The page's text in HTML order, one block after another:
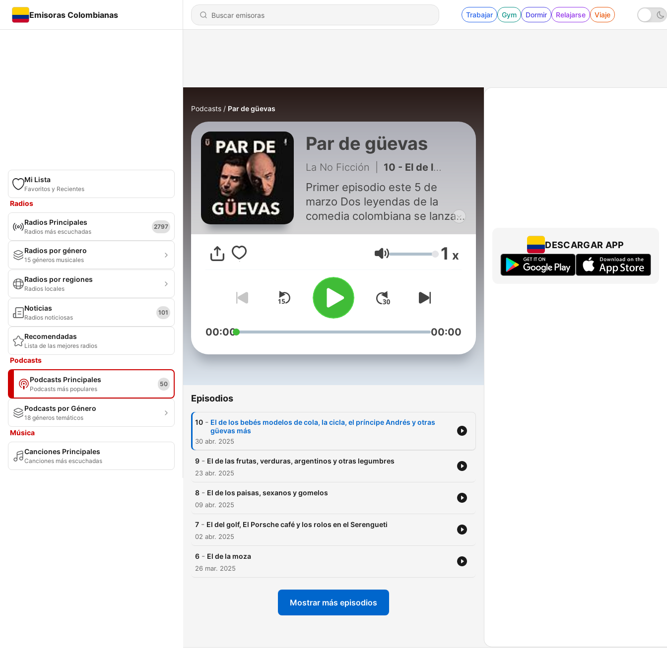
Emisoras Colombianas Trabajar Gym Dormir Relajarse Viaje
Mi Lista
Favoritos y Recientes
Radios
Radios Principales
Radios más escuchadas
2797
Radios por género
15 géneros musicales
Radios por regiones
Radios locales
Noticias
Radios noticiosas
101
Recomendadas
Lista de las mejores radios
Podcasts
Podcasts Principales
Podcasts más populares
50
Podcasts por Género
18 géneros temáticos
Música
Canciones Principales
Canciones más escuchadas
Podcasts Par de güevas
Par de güevas
La No Ficción 10 - El de los bebés modelos de cola, la cicla, el príncipe Andrés y otras güevas más
Primer episodio este 5 de
marzo Dos leyendas de la
comedia colombiana se lanzan
guion y con mucha
Sapos, Rigo) y Antonio Sanint
(¿Quién pidió Pollo?, La Hija del
Mariachi, Orgasmo) —las
leyendas detrás de Ríase el
espacio en el que imitan,
(incluyéndose a sí mismos)
PAR DE GÜEVAS.
Volumen 1 x
00:00 00:00
Episodios
10 - El de los bebés modelos de cola, la cicla, el príncipe Andrés y otras
güevas más
30 abr. 2025
9 - El de las frutas, verduras, argentinos y otras legumbres
23 abr. 2025
8 - El de los paisas, sexanos y gomelos
09 abr. 2025
7 - El del golf, El Porsche café y los rolos en el Serengueti
02 abr. 2025
6 - El de la moza
26 mar. 2025
Mostrar más episodios
DESCARGAR APP